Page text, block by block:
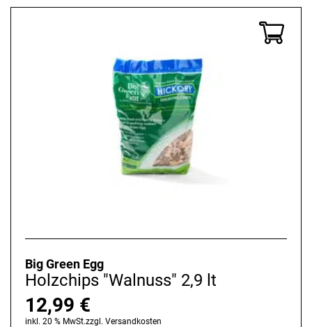
Big Green Egg
Holzchips "Walnuss" 2,9 lt
12,99 €
inkl. 20 % MwSt.zzgl. Versandkosten